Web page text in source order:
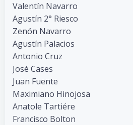
Valentín Navarro
Agustín 2° Riesco
Zenón Navarro
Agustín Palacios
Antonio Cruz
José Cases
Juan Fuente
Maximiano Hinojosa
Anatole Tartiére
Francisco Bolton